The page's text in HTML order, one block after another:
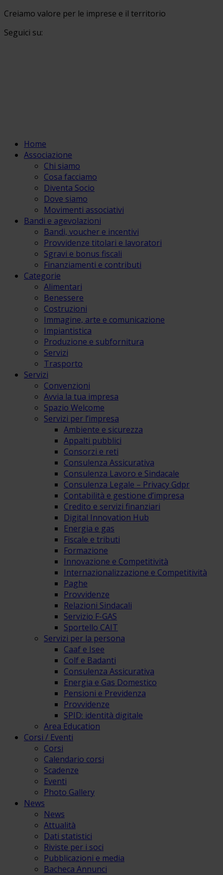
Creiamo valore per le imprese e il territorio
Seguici su:
Home
Associazione
Chi siamo
Cosa facciamo
Diventa Socio
Dove siamo
Movimenti associativi
Bandi e agevolazioni
Bandi, voucher e incentivi
Provvidenze titolari e lavoratori
Sgravi e bonus fiscali
Finanziamenti e contributi
Categorie
Alimentari
Benessere
Costruzioni
Immagine, arte e comunicazione
Impiantistica
Produzione e subfornitura
Servizi
Trasporto
Servizi
Convenzioni
Avvia la tua impresa
Spazio Welcome
Servizi per l’impresa
Ambiente e sicurezza
Appalti pubblici
Consorzi e reti
Consulenza Assicurativa
Consulenza Lavoro e Sindacale
Consulenza Legale – Privacy Gdpr
Contabilità e gestione d’impresa
Credito e servizi finanziari
Digital Innovation Hub
Energia e gas
Fiscale e tributi
Formazione
Innovazione e Competitività
Internazionalizzazione e Competitività
Paghe
Provvidenze
Relazioni Sindacali
Servizio F-GAS
Sportello CAIT
Servizi per la persona
Caaf e Isee
Colf e Badanti
Consulenza Assicurativa
Energia e Gas Domestico
Pensioni e Previdenza
Provvidenze
SPID: identità digitale
Area Education
Corsi / Eventi
Corsi
Calendario corsi
Scadenze
Eventi
Photo Gallery
News
News
Attualità
Dati statistici
Riviste per i soci
Pubblicazioni e media
Bacheca Annunci